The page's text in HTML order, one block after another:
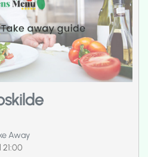
Away
21:00